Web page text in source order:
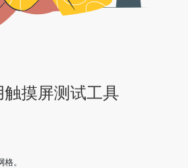
摸屏测试工具
。